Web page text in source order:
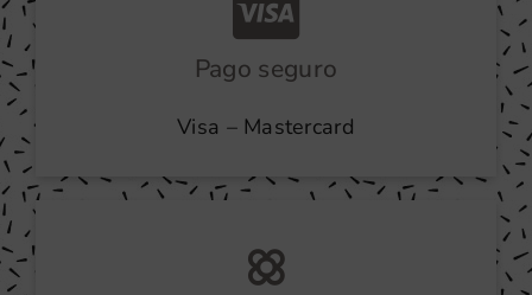
Pago seguro
Visa – Mastercard